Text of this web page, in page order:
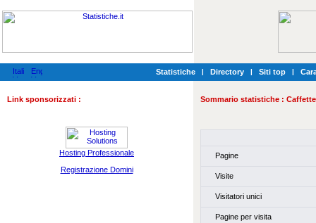
Statistiche | Directory | Siti top |
Link sponsorizzati :
Hosting Professionale
Registrazione Domini
Sommario statistiche :
Pagine
Visite
Visitatori unici
Pagine per visita